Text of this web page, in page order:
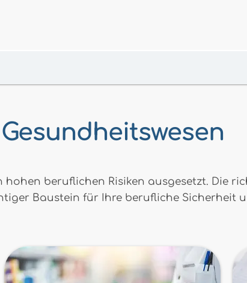
Gesundheitswesen
hohen beruflichen Risiken ausgesetzt. Die
Baustein für Ihre berufliche Sicherheit